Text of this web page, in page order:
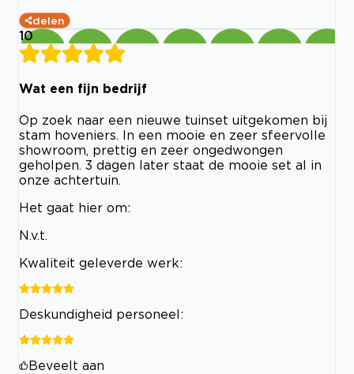
delen
10
Wat een fijn bedrijf
Op zoek naar een nieuwe tuinset uitgekomen bij
stam hoveniers. In een mooie en zeer sfeervolle
showroom, prettig en zeer ongedwongen
geholpen. 3 dagen later staat de mooie set al in
onze achtertuin.
Het gaat hier om:
N.v.t.
Kwaliteit geleverde werk:
Deskundigheid personeel:
Beveelt aan